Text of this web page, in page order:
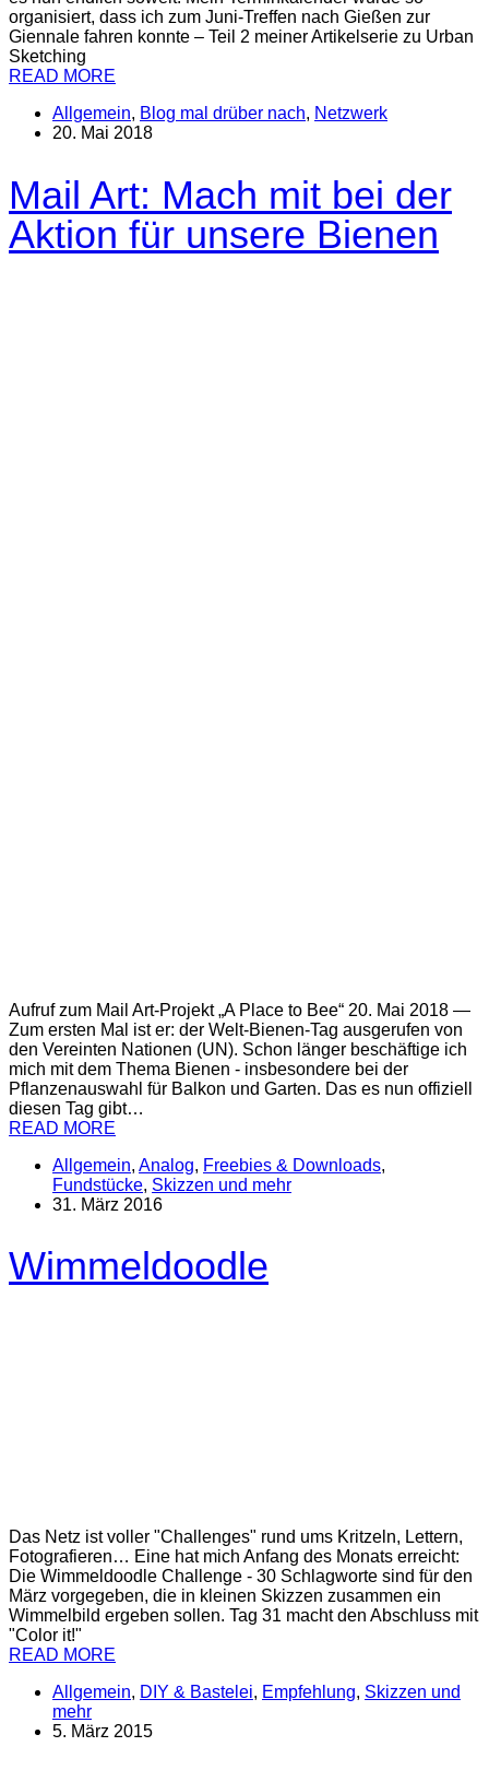
organisiert, dass ich zum Juni-Treffen nach Gießen zur
Giennale fahren konnte – Teil 2 meiner Artikelserie zu Urban
Sketching
READ MORE
Allgemein, Blog mal drüber nach, Netzwerk
20. Mai 2018
Mail Art: Mach mit bei der
Aktion für unsere Bienen
Aufruf zum Mail Art-Projekt „A Place to Bee“ 20. Mai 2018 —
Zum ersten Mal ist er: der Welt-Bienen-Tag ausgerufen von
den Vereinten Nationen (UN). Schon länger beschäftige ich
mich mit dem Thema Bienen - insbesondere bei der
Pflanzenauswahl für Balkon und Garten. Das es nun offiziell
diesen Tag gibt…
READ MORE
Allgemein, Analog, Freebies & Downloads,
Fundstücke, Skizzen und mehr
31. März 2016
Wimmeldoodle
Das Netz ist voller "Challenges" rund ums Kritzeln, Lettern,
Fotografieren… Eine hat mich Anfang des Monats erreicht:
Die Wimmeldoodle Challenge - 30 Schlagworte sind für den
März vorgegeben, die in kleinen Skizzen zusammen ein
Wimmelbild ergeben sollen. Tag 31 macht den Abschluss mit
"Color it!"
READ MORE
Allgemein, DIY & Bastelei, Empfehlung, Skizzen und
mehr
5. März 2015